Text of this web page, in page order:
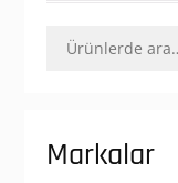
Ara:
Markalar